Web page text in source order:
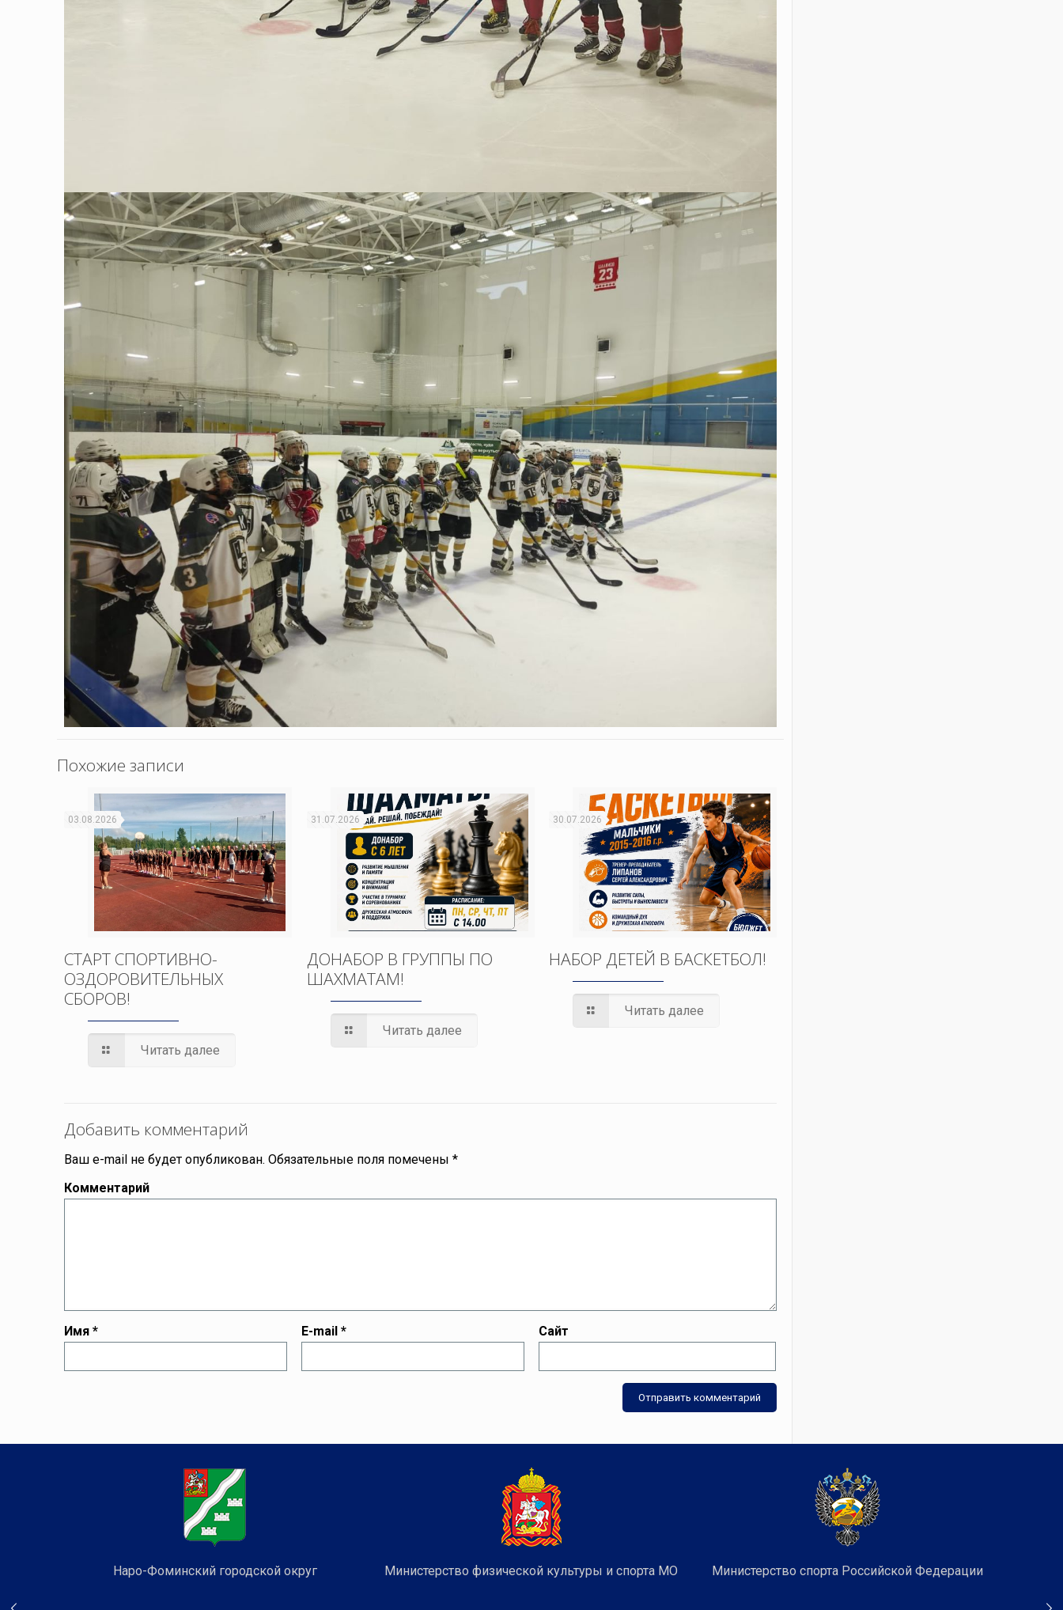
Похожие записи
03.08.2026
СТАРТ СПОРТИВНО-
ОЗДОРОВИТЕЛЬНЫХ
СБОРОВ!
Читать далее
31.07.2026
ДОНАБОР В ГРУППЫ ПО
ШАХМАТАМ!
Читать далее
30.07.2026
НАБОР ДЕТЕЙ В БАСКЕТБОЛ!
Читать далее
Добавить комментарий
Ваш e-mail не будет опубликован. Обязательные поля помечены*
Комментарий
Имя* E-mail* Сайт
Наро-Фоминский городской округ Министерство физической культуры и спорта МО Министерство спорта Российской Федерации